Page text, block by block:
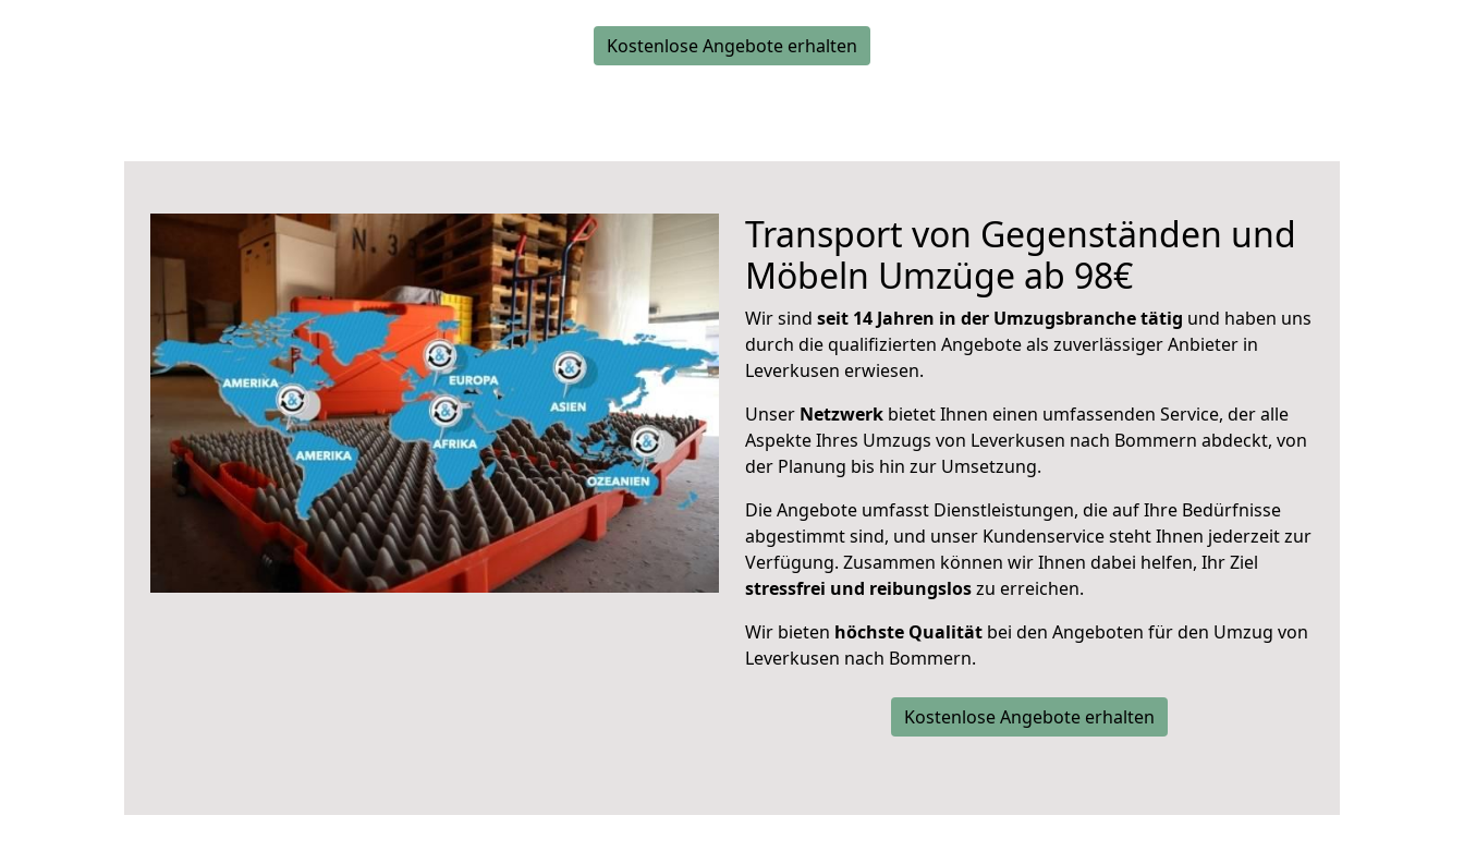
Kostenlose Angebote erhalten
Transport von Gegenständen und
Möbeln Umzüge ab 98€
Wir sind seit 14 Jahren in der Umzugsbranche tätig und haben uns
durch die qualifizierten Angebote als zuverlässiger Anbieter in
Leverkusen erwiesen.
Unser Netzwerk bietet Ihnen einen umfassenden Service, der alle
Aspekte Ihres Umzugs von Leverkusen nach Bommern abdeckt, von
der Planung bis hin zur Umsetzung.
Die Angebote umfasst Dienstleistungen, die auf Ihre Bedürfnisse
abgestimmt sind, und unser Kundenservice steht Ihnen jederzeit zur
Verfügung. Zusammen können wir Ihnen dabei helfen, Ihr Ziel
stressfrei und reibungsloszu erreichen.
Wir bieten höchste Qualität bei den Angeboten für den Umzug von
Leverkusen nach Bommern.
Kostenlose Angebote erhalten